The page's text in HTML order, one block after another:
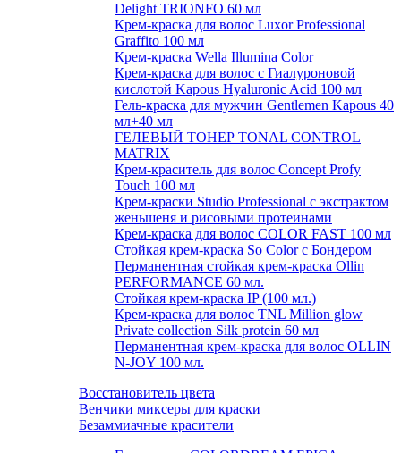
Delight TRIONFO 60 мл
Крем-краска для волос Luxor Professional
Graffito 100 мл
Крем-краска Wella Illumina Color
Крем-краска для волос с Гиалуроновой
кислотой Kapous Hyaluronic Acid 100 мл
Гель-краска для мужчин Gentlemen Kapous 40
мл+40 мл
ГЕЛЕВЫЙ ТОНЕР TONAL CONTROL
MATRIX
Крем-краситель для волос Concept Profy
Touch 100 мл
Крем-краски Studio Professional с экстрактом
женьшеня и рисовыми протеинами
Крем-краска для волос COLOR FAST 100 мл
Стойкая крем-краска So Color с Бондером
Перманентная стойкая крем-краска Ollin
PERFORMANCE 60 мл.
Стойкая крем-краска IP (100 мл.)
Крем-краска для волос TNL Million glow
Private collection Silk protein 60 мл
Перманентная крем-краска для волос OLLIN
N-JOY 100 мл.
Восстановитель цвета
Венчики миксеры для краски
Безаммиачные красители